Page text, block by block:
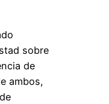
sobre
de
ambos,